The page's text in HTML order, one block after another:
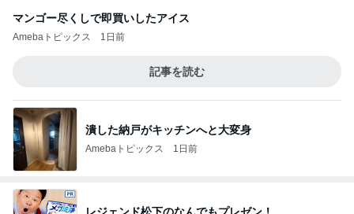
マンゴー尽くしで即買いしたアイス
Amebaトピックス 1日前
記事を読む
潰した納戸がキッチンへと大変身
Amebaトピックス 1日前
レジェンド松下のなんでもプレゼン！